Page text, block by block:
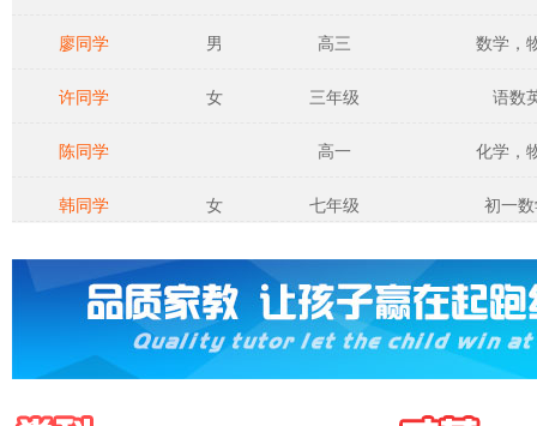
廖同学 男 高三 数学，
许同学 女 三年级 语数
陈同学 高一 化学，
韩同学 女 七年级 初一